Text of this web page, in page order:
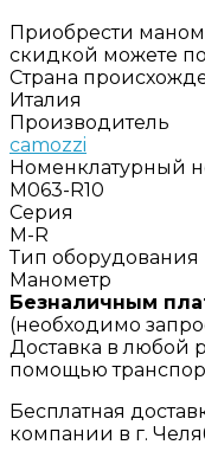
Приобрести
скидкой можете
Страна
Италия
Производитель
camozzi
Номенклатурный
M063-R10
Серия
M-R
Тип оборудования
Манометр
Безналичным
(необходимо
Доставка в любой
помощью
Бесплатная
компании в г.